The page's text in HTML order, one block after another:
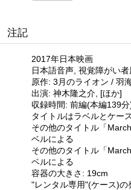
注記
2017年日本映画
日本語音声, 視覚障がい
原作: 3月のライオン / 羽
出演: 神木隆之介, [ほか]
収録時間: 前編(本編139
タイトルはラベルとケー
その他のタイトル「
ベルによる
その他のタイトル「
ベルによる
容器の大きさ: 19cm
"レンタル専用"(ケース)